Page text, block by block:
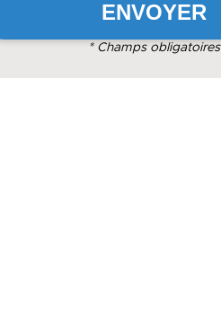
* Champs obligatoires